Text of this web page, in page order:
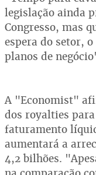
legislação ainda
Congresso, mas
espera do setor,
planos de
A "Economist"
dos royalties
faturamento
aumentará a
4,2 bilhões.